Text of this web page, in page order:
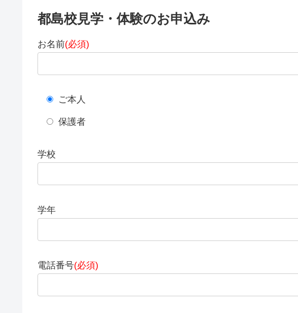
都島校見学・体験のお申込み
お名前(必須)
ご本人
保護者
学校
学年
電話番号(必須)